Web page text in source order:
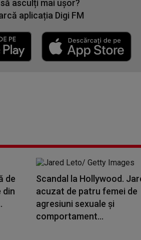
asculți mai ușor?
aplicația Digi FM
de
din
Scandal la Hollywood.
acuzat de patru femei de
agresiuni sexuale și
comportament...